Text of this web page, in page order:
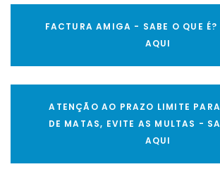
FACTURA AMIGA - SABE O QUE É?
AQUI
ATENÇÃO AO PRAZO LIMITE
DE MATAS, EVITE AS MULTAS -
AQUI